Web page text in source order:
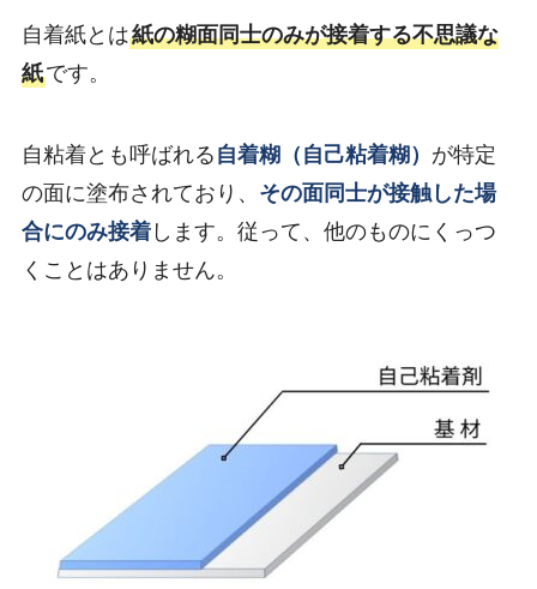
自着紙とは紙の糊面同士のみが接着する不思議な
紙です。
自粘着とも呼ばれる 自着糊（自己粘着糊） が特定
の面に塗布されており、 その面同士が接触した場
合にのみ接着します。従って、他のものにくっつ
くことはありません。